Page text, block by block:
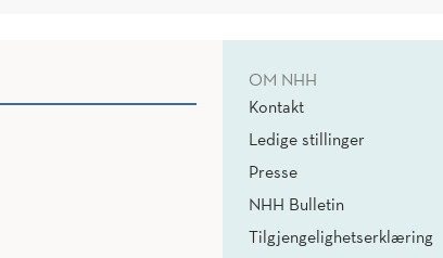
OM NHH
Kontakt
Ledige stillinger
Presse
NHH Bulletin
Tilgjengelighetserklæring